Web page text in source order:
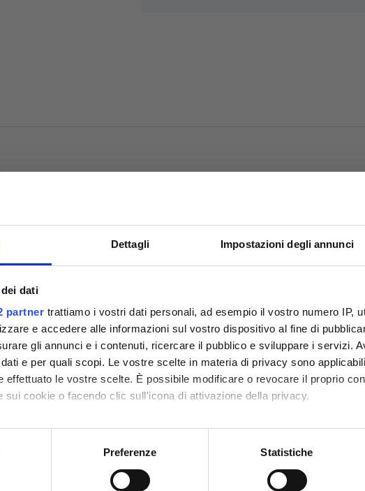
Dettagli Impostazioni degli annunci
dati
partner trattiamo i vostri dati personali, ad esempio il vostro numero IP,
e accedere alle informazioni sul vostro dispositivo al fine di
gli annunci e i contenuti, ricercare il pubblico e sviluppare i servizi.
e per quali scopi. Le vostre scelte in materia di privacy sono
effettuato le vostre scelte. È possibile modificare o revocare il proprio
sui cookie o facendo clic sull'icona di attivazione della privacy.
vorremmo anche:
sulla tua posizione geografica, con un'approssimazione di
vengono elaborati i tuoi dati personali e imposta le tue preferenze nella
Preferenze Statistiche
P150V001
CHIUSURA
ESTIVA
dal 10 al 23 Agosto 2026
I nostri uffici e il magazzino riapriranno il 24 Agosto.